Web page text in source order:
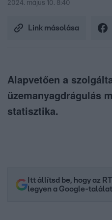
2024. május 10. 8:40
Link másolása
Alapvetően a
üzemanyagdrágulás
statisztika.
Itt állítsd be, hogy az
legyen a Google-